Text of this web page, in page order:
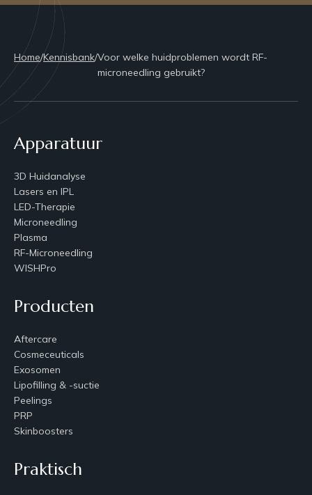
Home/Kennisbank/Voor welke huidproblemen wordt RF-
microneedling gebruikt?
Apparatuur
3D Huidanalyse
Lasers en IPL
LED-Therapie
Microneedling
Plasma
RF-Microneedling
WISHPro
Producten
Aftercare
Cosmeceuticals
Exosomen
Lipofilling & -suctie
Peelings
PRP
Skinboosters
Praktisch